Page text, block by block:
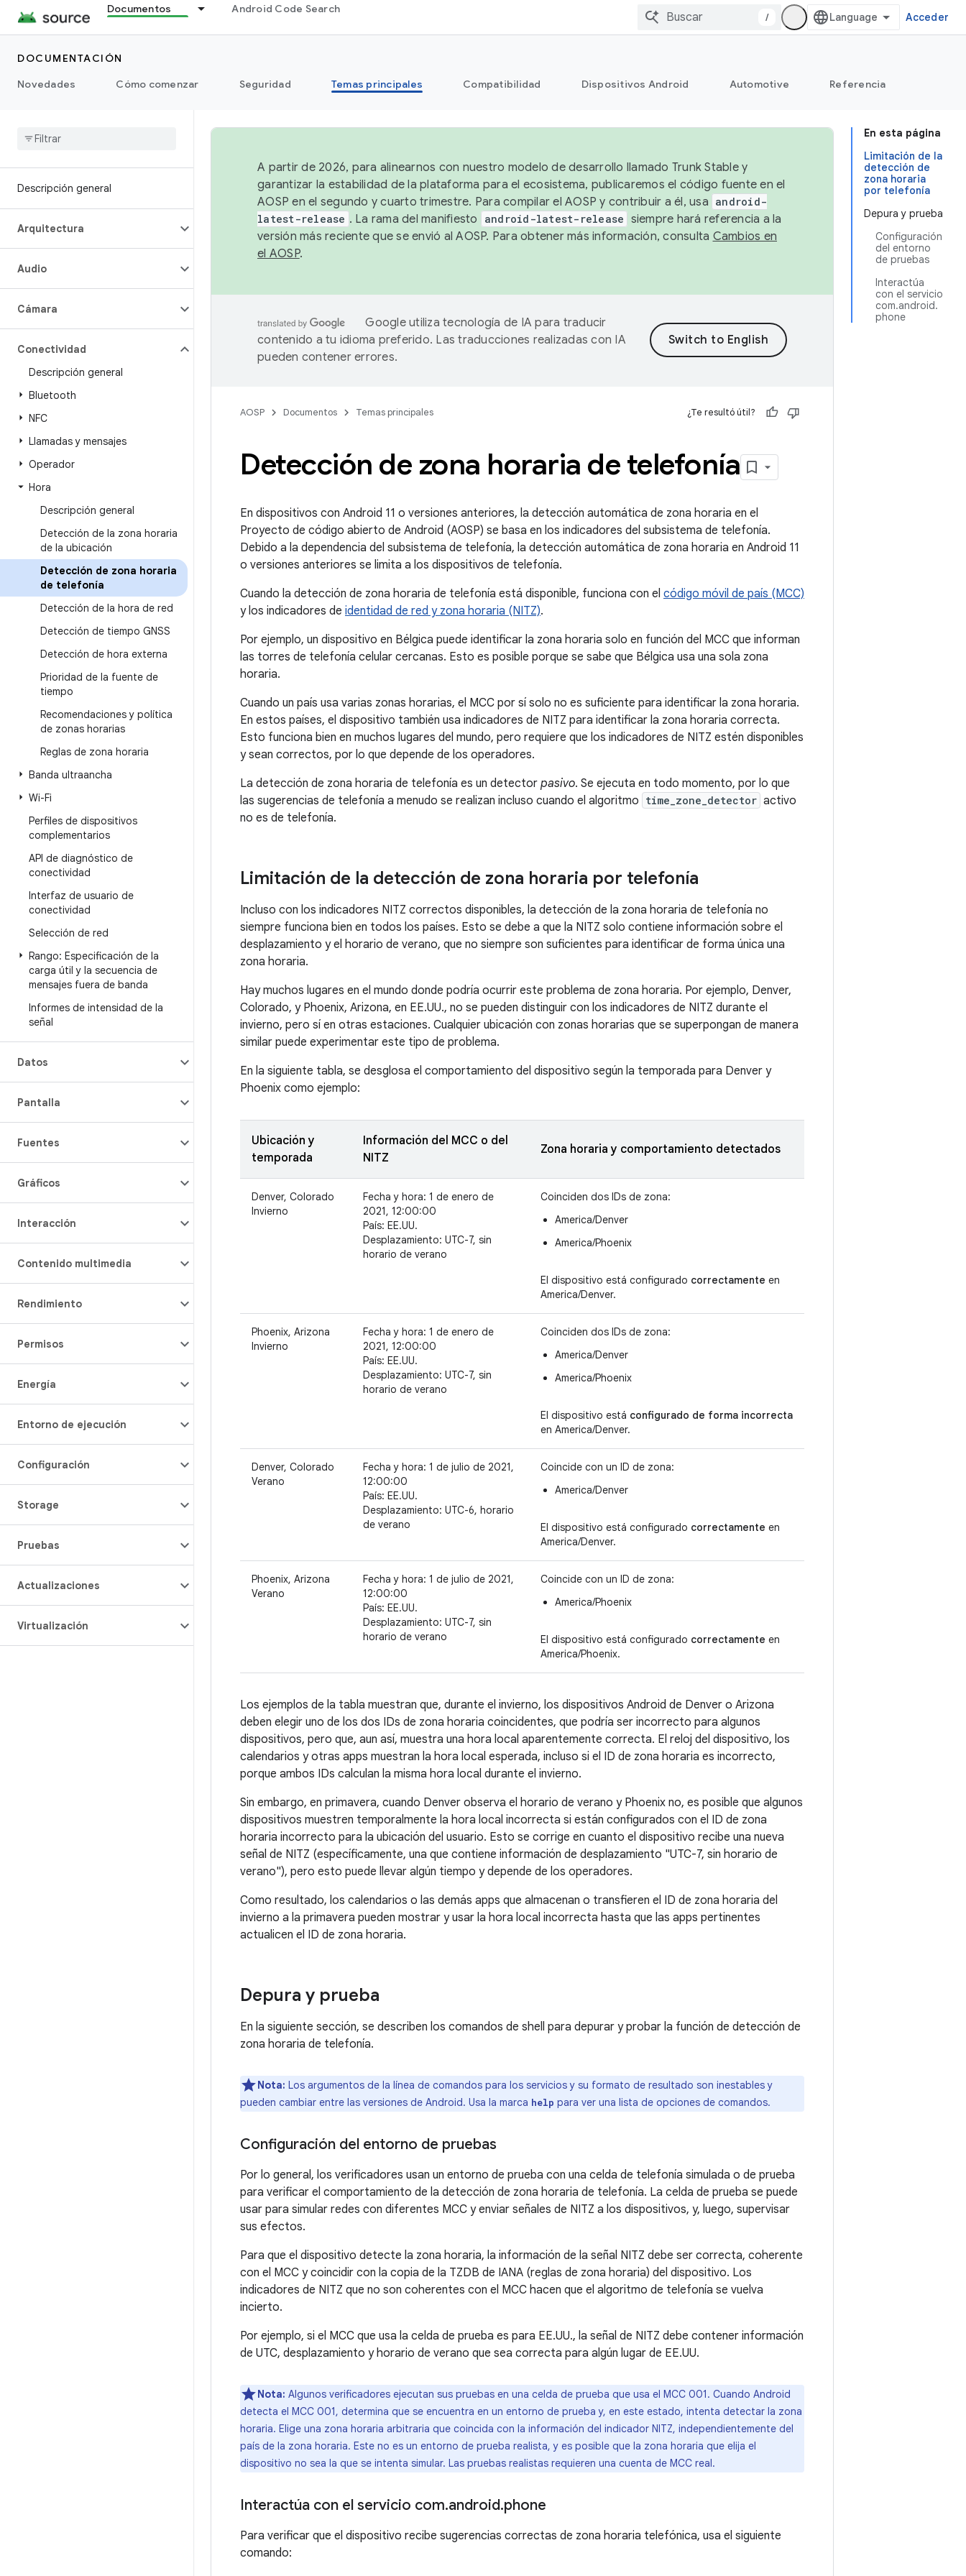
Documentos Android Code Search
/ Acceder
DOCUMENTACIÓN
Novedades
Cómo comenzar Seguridad Temas principales Compatibilidad Dispositivos Android Automotive Referencia
Descripción general
Arquitectura
Audio
Cámara
Conectividad
Descripción general
Bluetooth
NFC
Llamadas y mensajes
Operador
Hora
Descripción general
Detección de la zona horaria
de la ubicación
Detección de zona horaria
de telefonía
Detección de la hora de red
Detección de tiempo GNSS
Detección de hora externa
Prioridad de la fuente de
tiempo
Recomendaciones y política
de zonas horarias
Reglas de zona horaria
Banda ultraancha
Wi-Fi
Perfiles de dispositivos
complementarios
API de diagnóstico de
conectividad
Interfaz de usuario de
conectividad
Selección de red
Rango: Especificación de la
carga útil y la secuencia de
mensajes fuera de banda
Informes de intensidad de la
señal
Datos
Pantalla
Fuentes
Gráficos
Interacción
Contenido multimedia
Rendimiento
Permisos
Energía
Entorno de ejecución
Configuración
Storage
Pruebas
Actualizaciones
Virtualización
En esta página
Limitación de la
detección de
zona horaria
por telefonía
Depura y prueba
Configuración
del entorno
de pruebas
Interactúa
con el servicio
com.android.
phone
A partir de 2026, para alinearnos con nuestro modelo de desarrollo llamado Trunk Stable y
garantizar la estabilidad de la plataforma para el ecosistema, publicaremos el código fuente en el
AOSP en el segundo y cuarto trimestre. Para compilar el AOSP y contribuir a él, usa android-
latest-release . La rama del manifiesto android-latest-release siempre hará referencia a la
versión más reciente que se envió al AOSP. Para obtener más información, consulta Cambios en
el AOSP.
Google utiliza tecnología de IA para traducir
contenido a tu idioma preferido. Las traducciones realizadas con IA
pueden contener errores.
AOSP Documentos Temas principales ¿Te resultó útil?
Detección de zona horaria de telefonía
En dispositivos con Android 11 o versiones anteriores, la detección automática de zona horaria en el
Proyecto de código abierto de Android (AOSP) se basa en los indicadores del subsistema de telefonía.
Debido a la dependencia del subsistema de telefonía, la detección automática de zona horaria en Android 11
o versiones anteriores se limita a los dispositivos de telefonía.
Cuando la detección de zona horaria de telefonía está disponible, funciona con el código móvil de país (MCC)
y los indicadores de identidad de red y zona horaria (NITZ).
Por ejemplo, un dispositivo en Bélgica puede identificar la zona horaria solo en función del MCC que informan
las torres de telefonía celular cercanas. Esto es posible porque se sabe que Bélgica usa una sola zona
horaria.
Cuando un país usa varias zonas horarias, el MCC por sí solo no es suficiente para identificar la zona horaria.
En estos países, el dispositivo también usa indicadores de NITZ para identificar la zona horaria correcta.
Esto funciona bien en muchos lugares del mundo, pero requiere que los indicadores de NITZ estén disponibles
y sean correctos, por lo que depende de los operadores.
La detección de zona horaria de telefonía es un detector pasivo. Se ejecuta en todo momento, por lo que
las sugerencias de telefonía a menudo se realizan incluso cuando el algoritmo time_zone_detector activo
no es de telefonía.
Limitación de la detección de zona horaria por telefonía
Incluso con los indicadores NITZ correctos disponibles, la detección de la zona horaria de telefonía no
siempre funciona bien en todos los países. Esto se debe a que la NITZ solo contiene información sobre el
desplazamiento y el horario de verano, que no siempre son suficientes para identificar de forma única una
zona horaria.
Hay muchos lugares en el mundo donde podría ocurrir este problema de zona horaria. Por ejemplo, Denver,
Colorado, y Phoenix, Arizona, en EE.UU., no se pueden distinguir con los indicadores de NITZ durante el
invierno, pero sí en otras estaciones. Cualquier ubicación con zonas horarias que se superpongan de manera
similar puede experimentar este tipo de problema.
En la siguiente tabla, se desglosa el comportamiento del dispositivo según la temporada para Denver y
Phoenix como ejemplo:
Ubicación y
temporada
Información del MCC o del
NITZ
Zona horaria y comportamiento detectados
Denver, Colorado
Invierno
Fecha y hora: 1 de enero de
2021, 12:00:00
País: EE.UU.
Desplazamiento: UTC-7, sin
horario de verano
Coinciden dos IDs de zona:
America/Denver
America/Phoenix
El dispositivo está configurado correctamente en
America/Denver.
Phoenix, Arizona
Invierno
Fecha y hora: 1 de enero de
2021, 12:00:00
País: EE.UU.
Desplazamiento: UTC-7, sin
horario de verano
Coinciden dos IDs de zona:
America/Denver
America/Phoenix
El dispositivo está configurado de forma incorrecta
en America/Denver.
Denver, Colorado
Verano
Fecha y hora: 1 de julio de 2021,
12:00:00
País: EE.UU.
Desplazamiento: UTC-6, horario
de verano
Coincide con un ID de zona:
America/Denver
El dispositivo está configurado correctamente en
America/Denver.
Phoenix, Arizona
Verano
Fecha y hora: 1 de julio de 2021,
12:00:00
País: EE.UU.
Desplazamiento: UTC-7, sin
horario de verano
Coincide con un ID de zona:
America/Phoenix
El dispositivo está configurado correctamente en
America/Phoenix.
Los ejemplos de la tabla muestran que, durante el invierno, los dispositivos Android de Denver o Arizona
deben elegir uno de los dos IDs de zona horaria coincidentes, que podría ser incorrecto para algunos
dispositivos, pero que, aun así, muestra una hora local aparentemente correcta. El reloj del dispositivo, los
calendarios y otras apps muestran la hora local esperada, incluso si el ID de zona horaria es incorrecto,
porque ambos IDs calculan la misma hora local durante el invierno.
Sin embargo, en primavera, cuando Denver observa el horario de verano y Phoenix no, es posible que algunos
dispositivos muestren temporalmente la hora local incorrecta si están configurados con el ID de zona
horaria incorrecto para la ubicación del usuario. Esto se corrige en cuanto el dispositivo recibe una nueva
señal de NITZ (específicamente, una que contiene información de desplazamiento "UTC-7, sin horario de
verano"), pero esto puede llevar algún tiempo y depende de los operadores.
Como resultado, los calendarios o las demás apps que almacenan o transfieren el ID de zona horaria del
invierno a la primavera pueden mostrar y usar la hora local incorrecta hasta que las apps pertinentes
actualicen el ID de zona horaria.
Depura y prueba
En la siguiente sección, se describen los comandos de shell para depurar y probar la función de detección de
zona horaria de telefonía.
Nota: Los argumentos de la línea de comandos para los servicios y su formato de resultado son inestables y
pueden cambiar entre las versiones de Android. Usa la marca help para ver una lista de opciones de comandos.
Configuración del entorno de pruebas
Por lo general, los verificadores usan un entorno de prueba con una celda de telefonía simulada o de prueba
para verificar el comportamiento de la detección de zona horaria de telefonía. La celda de prueba se puede
usar para simular redes con diferentes MCC y enviar señales de NITZ a los dispositivos, y, luego, supervisar
sus efectos.
Para que el dispositivo detecte la zona horaria, la información de la señal NITZ debe ser correcta, coherente
con el MCC y coincidir con la copia de la TZDB de IANA (reglas de zona horaria) del dispositivo. Los
indicadores de NITZ que no son coherentes con el MCC hacen que el algoritmo de telefonía se vuelva
incierto.
Por ejemplo, si el MCC que usa la celda de prueba es para EE.UU., la señal de NITZ debe contener información
de UTC, desplazamiento y horario de verano que sea correcta para algún lugar de EE.UU.
Nota: Algunos verificadores ejecutan sus pruebas en una celda de prueba que usa el MCC 001. Cuando Android
detecta el MCC 001, determina que se encuentra en un entorno de prueba y, en este estado, intenta detectar la zona
horaria. Elige una zona horaria arbitraria que coincida con la información del indicador NITZ, independientemente del
país de la zona horaria. Este no es un entorno de prueba realista, y es posible que la zona horaria que elija el
dispositivo no sea la que se intenta simular. Las pruebas realistas requieren una cuenta de MCC real.
Interactúa con el servicio com.android.phone
Para verificar que el dispositivo recibe sugerencias correctas de zona horaria telefónica, usa el siguiente
comando: